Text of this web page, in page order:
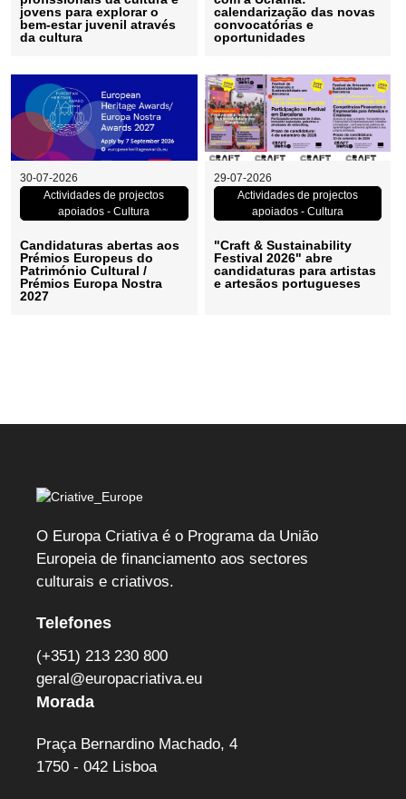
da
cultura
e
jovens
para
explorar
o
da
jovens para explorar o
bem-estar juvenil através
da cultura
com
a
Ucrânia:
calendarização
das
novas
convocatórias
calendarização das novas
convocatórias e
oportunidades
Candidaturas
abertas
aos
Prémios
Prémios
Europa
Nostra
2027
30-07-2026
Actividades de projectos
apoiados - Cultura
Candidaturas abertas aos
Prémios Europeus do
Património Cultural /
Prémios Europa Nostra
2027
"Craft
Sustainability
Festival
e
29-07-2026
Actividades de projectos
apoiados - Cultura
"Craft & Sustainability
Festival 2026" abre
candidaturas para artistas
e artesãos portugueses
O Europa Criativa é o Programa da União
Europeia de financiamento aos sectores
culturais e criativos.
Telefones
(+351) 213 230 800
geral@europacriativa.eu
Morada
Praça Bernardino Machado, 4
1750 - 042 Lisboa